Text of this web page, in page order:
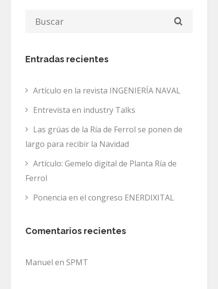
Entradas recientes
Artículo en la revista INGENIERÍA NAVAL
Entrevista en industry Talks
Las grúas de la Ría de Ferrol se ponen de
largo para recibir la Navidad
Artículo: Gemelo digital de Planta Ría de
Ferrol
Ponencia en el congreso ENERDIXITAL
Comentarios recientes
Manuel enSPMT